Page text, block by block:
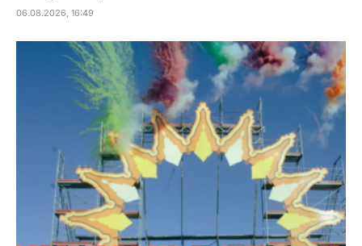
06.08.2026, 16:49